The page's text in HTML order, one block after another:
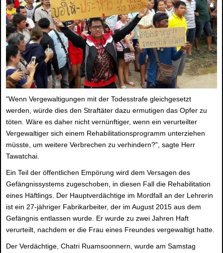
"Wenn Vergewaltigungen mit der Todesstrafe gleichgesetzt
werden, würde dies den Straftäter dazu ermutigen das Opfer zu
töten. Wäre es daher nicht vernünftiger, wenn ein verurteilter
Vergewaltiger sich einem Rehabilitationsprogramm unterziehen
müsste, um weitere Verbrechen zu verhindern?", sagte Herr
Tawatchai.
Ein Teil der öffentlichen Empörung wird dem Versagen des
Gefängnissystems zugeschoben, in diesen Fall die Rehabilitation
eines Häftlings. Der Hauptverdächtige im Mordfall an der Lehrerin
ist ein 27-jähriger Fabrikarbeiter, der im August 2015 aus dem
Gefängnis entlassen wurde. Er wurde zu zwei Jahren Haft
verurteilt, nachdem er die Frau eines Freundes vergewaltigt hatte.
Der Verdächtige, Chatri Ruamsoonnern, wurde am Samstag